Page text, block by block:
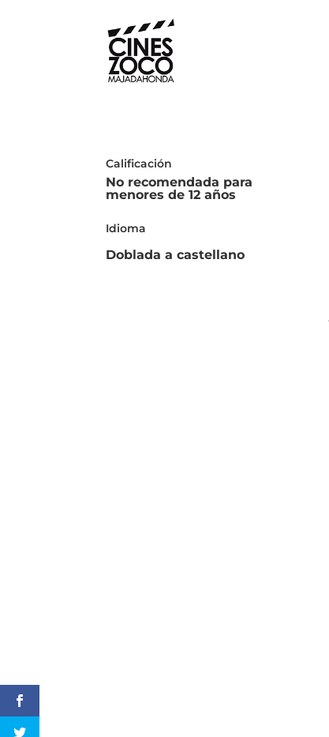
Calificación
No recomendada para
menores de 12 años
Idioma
Doblada a castellano